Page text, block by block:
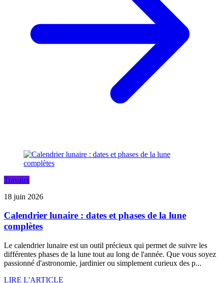
Travaux
18 juin 2026
Calendrier lunaire : dates et phases de la lune
complètes
Le calendrier lunaire est un outil précieux qui permet de suivre les
différentes phases de la lune tout au long de l'année. Que vous soyez
passionné d'astronomie, jardinier ou simplement curieux des p...
LIRE L'ARTICLE